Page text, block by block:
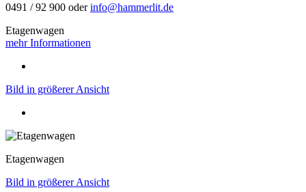
0491 / 92 900 oderinfo@hammerlit.de
Etagenwagen
mehr Informationen
Bild in größerer Ansicht
Etagenwagen
Bild in größerer Ansicht